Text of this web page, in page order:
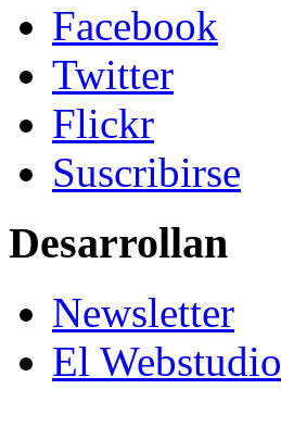
Facebook
Twitter
Flickr
Suscribirse
Desarrollan
Newsletter
El Webstudio